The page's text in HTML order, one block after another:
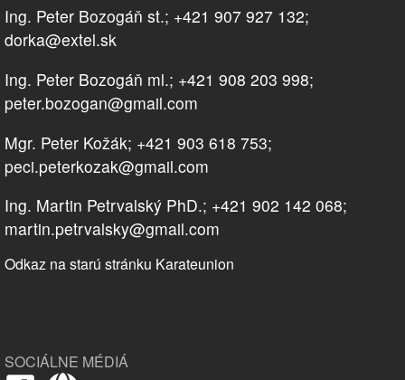
Ing. Peter Bozogáň st.; +421 907 927 132;
dorka@extel.sk
Ing. Peter Bozogáň ml.; +421 908 203 998;
peter.bozogan@gmail.com
Mgr. Peter Kožák; +421 903 618 753;
peci.peterkozak@gmail.com
Ing. Martin Petrvalský PhD.; +421 902 142 068;
martin.petrvalsky@gmail.com
Odkaz na starú stránku Karateunion
SOCIÁLNE MÉDIÁ